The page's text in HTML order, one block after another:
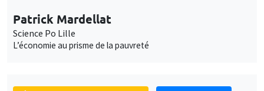
Patrick Mardellat
Science Po Lille
L’économie au prisme de la pauvreté